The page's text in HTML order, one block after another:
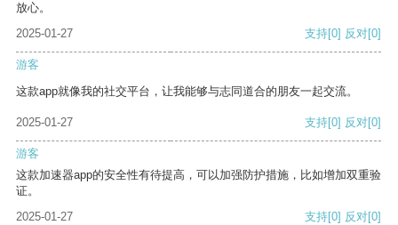
放心。
2025-01-27
支持[0] 反对[0]
游客
这款app就像我的社交平台，让我能够与志同道合的朋友一起交流。
2025-01-27 支持[0] 反对[0]
游客
这款加速器app的安全性有待提高，可以加强防护措施，比如增加双重验
证。
2025-01-27
支持[0] 反对[0]